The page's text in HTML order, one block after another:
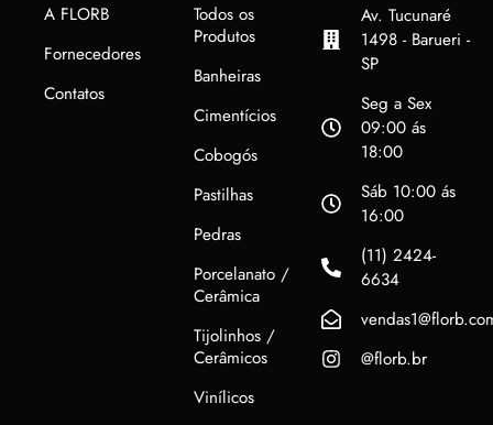
A FLORB
Fornecedores
Contatos
Todos os
Produtos
Banheiras
Cimentícios
Cobogós
Pastilhas
Pedras
Porcelanato /
Cerâmica
Tijolinhos /
Cerâmicos
Vinílicos
Av. Tucunaré
1498 - Barueri -
SP
Seg a Sex
09:00 ás
18:00
Sáb 10:00 ás
16:00
(11) 2424-
6634
@florb.br